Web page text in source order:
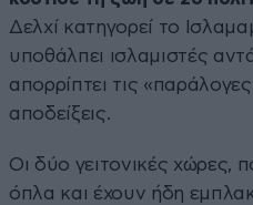
Δελχί κατηγορεί το
υποθάλπει ισλαμιστές
απορρίπτει τις
αποδείξεις.
Οι δύο γειτονικές χώρες,
όπλα και έχουν ήδη